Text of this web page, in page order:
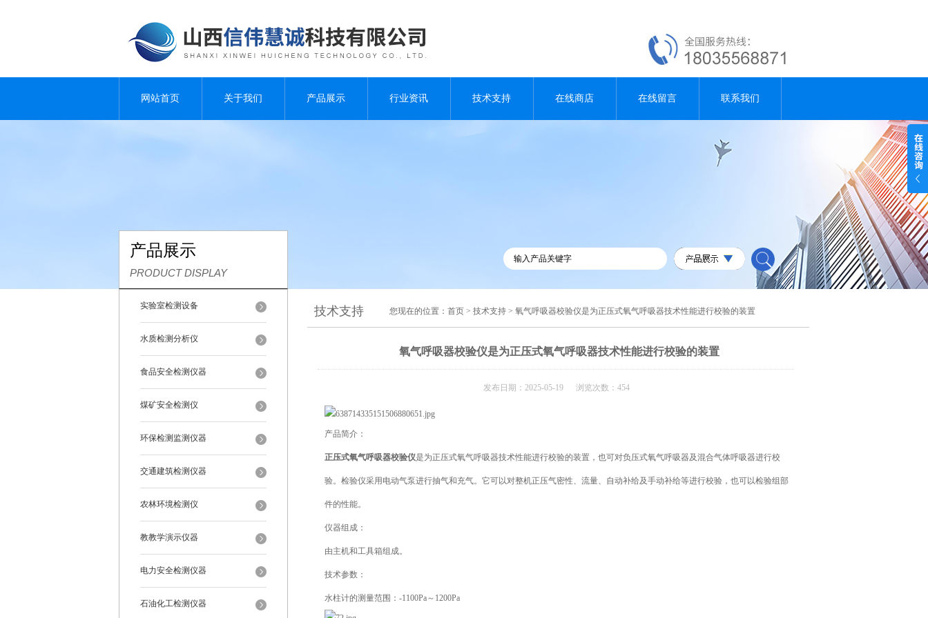
网站首页 关于我们 产品展示 行业资讯 技术支持 在线商店 在线留言 联系我们
产品展示
PRODUCT DISPLAY
实验室检测设备
水质检测分析仪
食品安全检测仪器
煤矿安全检测仪
环保检测监测仪器
交通建筑检测仪器
农林环境检测仪
教教学演示仪器
电力安全检测仪器
石油化工检测仪器
技术支持 您现在的位置： 首页 > 技术支持 > 氧气呼吸器校验仪是为正压式氧气呼吸器技术性能进行校验的装置
氧气呼吸器校验仪是为正压式氧气呼吸器技术性能进行校验的装置
发布日期：2025-05-19 浏览次数：454
产品简介：
正压式氧气呼吸器校验仪是为正压式氧气呼吸器技术性能进行校验的装置，也可对负压式氧气呼吸器及混合气体呼吸器进行校
验。检验仪采用电动气泵进行抽气和充气。它可以对整机正压气密性、流量、自动补给及手动补给等进行校验，也可以检验组部
件的性能。
仪器组成：
由主机和工具箱组成。
技术参数：
水柱计的测量范围：-1100Pa～1200Pa